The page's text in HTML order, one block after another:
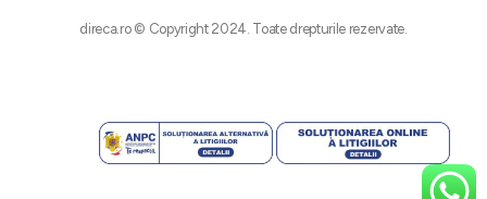
direca.ro © Copyright 2024. Toate drepturile rezervate.